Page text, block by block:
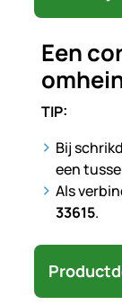
Een
TIP:
Bij
een
Als
33615.